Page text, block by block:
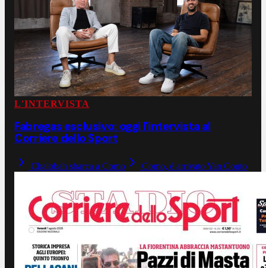
L'INTERVISTA
Fabregas esclusivo: oggi l'intervista al
Corriere dello Sport
Chalobah sbarca a Como Como, è arrivato Yan Couto